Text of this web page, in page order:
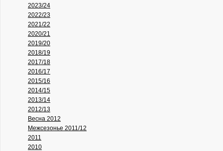
2023/24
2022/23
2021/22
2020/21
2019/20
2018/19
2017/18
2016/17
2015/16
2014/15
2013/14
2012/13
Весна 2012
Межсезонье 2011/12
2011
2010